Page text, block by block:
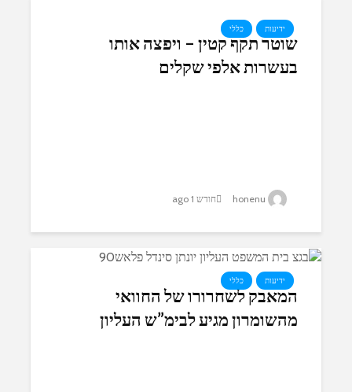
ידיעות כללי
שוטר תקף קטין – ויפצה אותו
בעשרות אלפי שקלים
חודש 1 ago
ידיעות כללי
המאבק לשחרורו של החוואי
מהשומרון מגיע לבימ”ש העליון